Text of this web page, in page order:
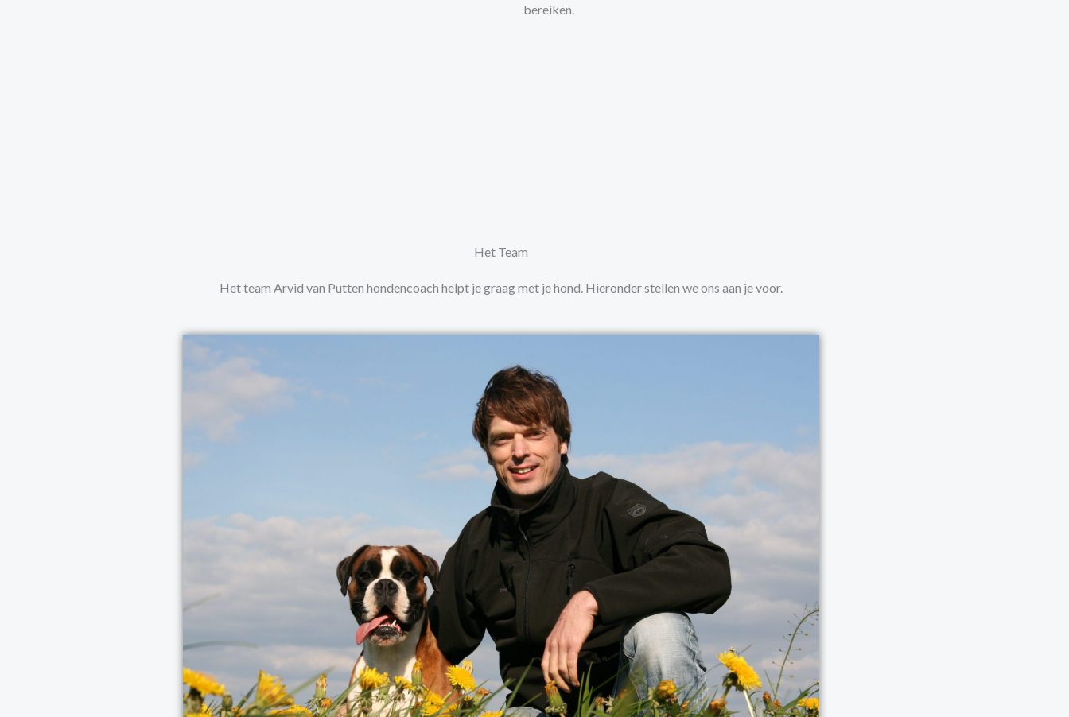
bereiken.
Het Team
Het team Arvid van Putten hondencoach helpt je graag met je hond. Hieronder stellen we ons aan je voor.